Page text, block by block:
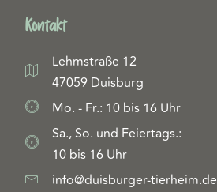
Kontakt
Lehmstraße 12
47059 Duisburg
Mo. - Fr.: 10 bis 16 Uhr
Sa., So. und Feiertags.:
10 bis 16 Uhr
info@duisburger-tierheim.de